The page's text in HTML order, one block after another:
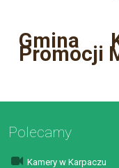
Gmina
Promocji
Polecamy
Kamery w Karpaczu